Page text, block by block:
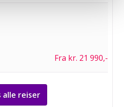
Fra kr. 21 990,-
alle reiser